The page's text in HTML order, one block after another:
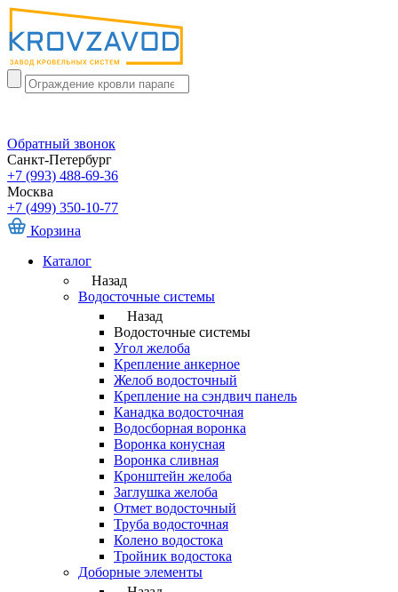
Обратный звонок
Санкт-Петербург
+7 (993) 488-69-36
Москва
+7 (499) 350-10-77
Корзина
Каталог
Назад
Водосточные системы
Назад
Водосточные системы
Угол желоба
Крепление анкерное
Желоб водосточный
Крепление на сэндвич панель
Канадка водосточная
Водосборная воронка
Воронка конусная
Воронка сливная
Кронштейн желоба
Заглушка желоба
Отмет водосточный
Труба водосточная
Колено водостока
Тройник водостока
Доборные элементы